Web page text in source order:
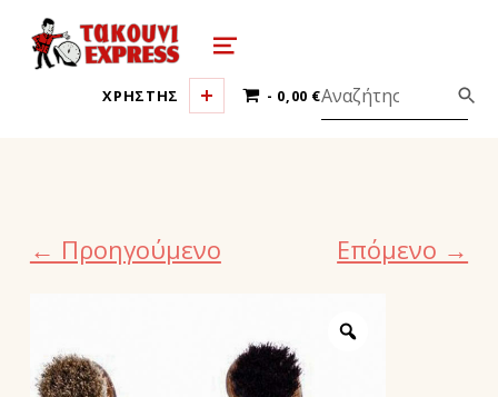
τακούνι εξπρές αθήνα-takoyni
MENU
ΧΡΗΣΤΗΣ
0 ΠΡΟΪΌΝΤΑ
0,00 €
← Προηγούμενο Επόμενο →